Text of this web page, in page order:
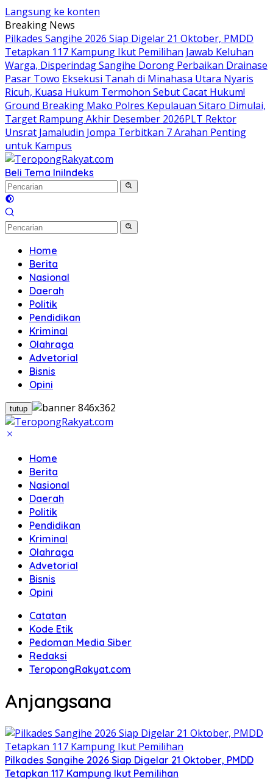
Langsung ke konten
Breaking News
Pilkades Sangihe 2026 Siap Digelar 21 Oktober, PMDD
Tetapkan 117 Kampung Ikut Pemilihan Jawab Keluhan
Warga, Disperindag Sangihe Dorong Perbaikan Drainase
Pasar Towo Eksekusi Tanah di Minahasa Utara Nyaris
Ricuh, Kuasa Hukum Termohon Sebut Cacat Hukum!
Ground Breaking Mako Polres Kepulauan Sitaro Dimulai,
Target Rampung Akhir Desember 2026​PLT Rektor
Unsrat Jamaludin Jompa Terbitkan 7 Arahan Penting
untuk Kampus
Beli Tema IniIndeks
Home
Berita
Nasional
Daerah
Politik
Pendidikan
Kriminal
Olahraga
Advetorial
Bisnis
Opini
tutup
Home
Berita
Nasional
Daerah
Politik
Pendidikan
Kriminal
Olahraga
Advetorial
Bisnis
Opini
Catatan
Kode Etik
Pedoman Media Siber
Redaksi
TeropongRakyat.com
Anjangsana
Pilkades Sangihe 2026 Siap Digelar 21 Oktober, PMDD
Tetapkan 117 Kampung Ikut Pemilihan